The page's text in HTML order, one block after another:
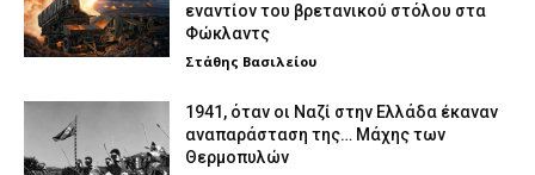
εναντίον του βρετανικού στόλου στα
Φώκλαντς
Στάθης Βασιλείου
1941, όταν οι Ναζί στην Ελλάδα έκαναν
αναπαράσταση της… Μάχης των
Θερμοπυλών